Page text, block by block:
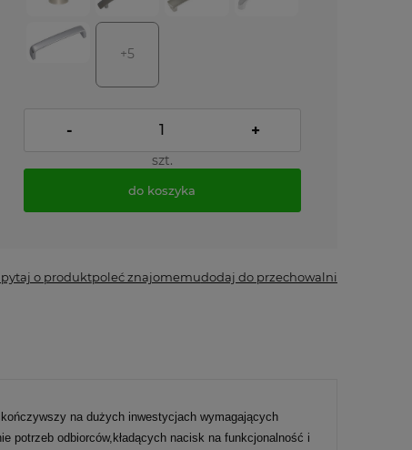
+5
- +
szt.
do koszyka
o produktpoleć znajomemudodaj do przechowalni
na dużych inwestycjach wymagających
potrzeb odbiorców,kładących nacisk na funkcjonalność i